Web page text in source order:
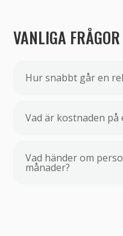
VANLIGA FRÅGOR
Hur snabbt går en
Vad är kostnaden
Vad händer om
månader?